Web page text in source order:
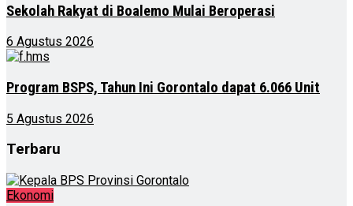
Sekolah Rakyat di Boalemo Mulai Beroperasi
6 Agustus 2026
Program BSPS, Tahun Ini Gorontalo dapat 6.066 Unit
5 Agustus 2026
Terbaru
Ekonomi